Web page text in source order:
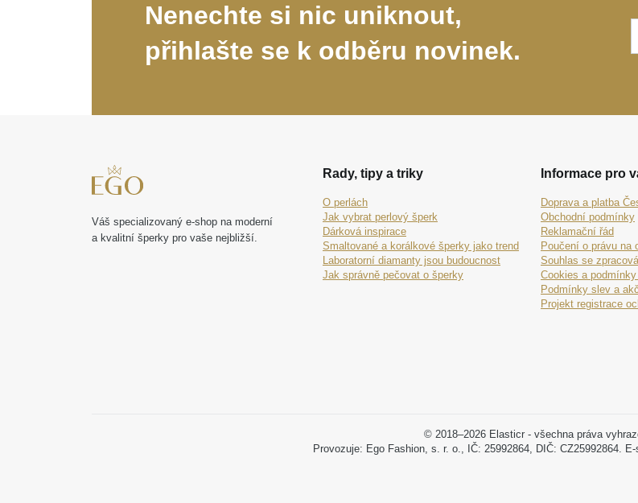
Nenechte si nic uniknout,
přihlašte se k odběru novinek.
Váš specializovaný e-shop na moderní
a kvalitní šperky pro vaše nejbližší.
Rady, tipy a triky
O perlách
Jak vybrat perlový šperk
Dárková inspirace
Smaltované a korálkové šperky jako trend
Laboratorní diamanty jsou budoucnost
Jak správně pečovat o šperky
Informace pro
Doprava a platba
Obchodní podmínky
Reklamační řád
Poučení o právu na
Souhlas se
Cookies a
Podmínky slev a
Projekt registrace
© 2018–2026 Elasticr - všechna práva
Provozuje: Ego Fashion, s. r. o., IČ: 25992864, DIČ: CZ25992864.